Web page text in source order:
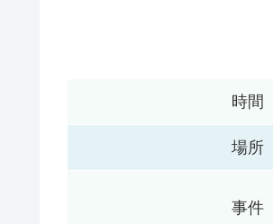
時間
場所
事件